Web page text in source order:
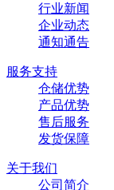
行业新闻
企业动态
通知通告
服务支持
仓储优势
产品优势
售后服务
发货保障
关于我们
公司简介